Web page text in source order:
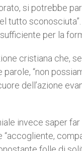
si potrebbe
tutto
per la
cristiana che,
parole, “non
dell’azione
invece saper